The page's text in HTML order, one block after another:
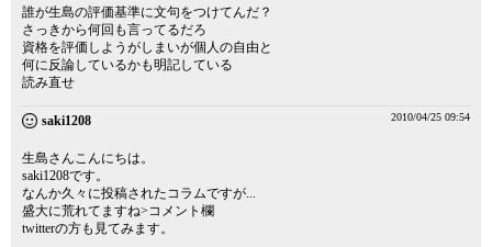
誰が生島の評価基準に文句をつけてんだ？
さっきから何回も言ってるだろ
資格を評価しようがしまいが個人の自由と
何に反論しているかも明記している
読み直せ
saki1208 2010/04/25 09:54
生島さんこんにちは。
saki1208です。
なんか久々に投稿されたコラムですが...
盛大に荒れてますね>コメント欄
twitterの方も見てみます。